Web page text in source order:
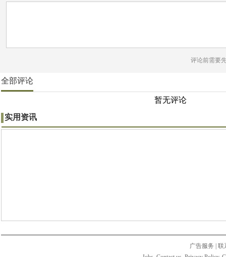
评论前需要
全部评论
暂无评论
实用资讯
广告服务
联